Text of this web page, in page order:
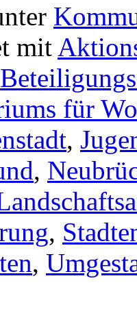
mit
für
,
,
,
,